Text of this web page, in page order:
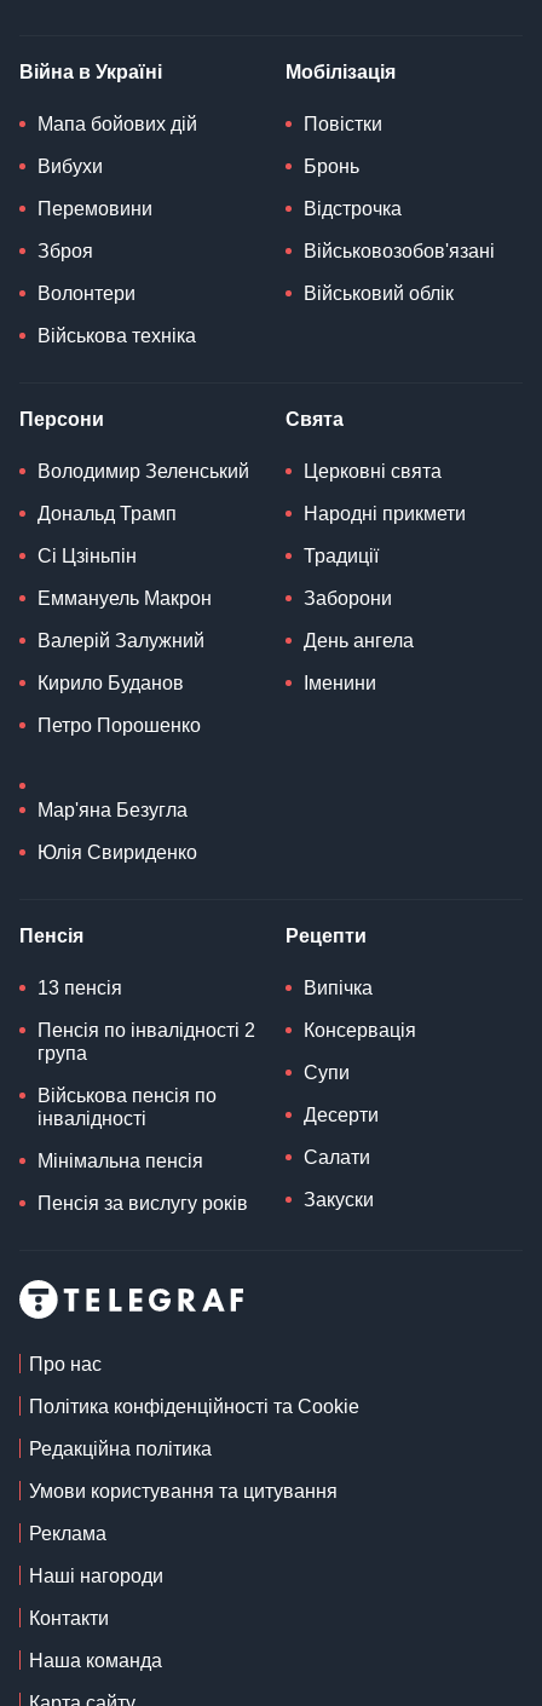
Війна в Україні
Мапа бойових дій
Вибухи
Перемовини
Зброя
Волонтери
Військова техніка
Мобілізація
Повістки
Бронь
Відстрочка
Військовозобов'язані
Військовий облік
Персони
Володимир Зеленський
Дональд Трамп
Сі Цзіньпін
Еммануель Макрон
Валерій Залужний
Кирило Буданов
Петро Порошенко
Мар'яна Безугла
Юлія Свириденко
Свята
Церковні свята
Народні прикмети
Традиції
Заборони
День ангела
Іменини
Пенсія
13 пенсія
Пенсія по інвалідності 2
група
Військова пенсія по
інвалідності
Мінімальна пенсія
Пенсія за вислугу років
Рецепти
Випічка
Консервація
Супи
Десерти
Салати
Закуски
Про нас
Політика конфіденційності та Cookie
Редакційна політика
Умови користування та цитування
Реклама
Наші нагороди
Контакти
Наша команда